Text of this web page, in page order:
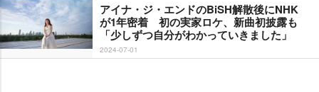
アイナ・ジ・エンドのBiSH解散後にNHK
が1年密着 初の実家ロケ、新曲初披露も
「少しずつ自分がわかっていきました」
2024-07-01